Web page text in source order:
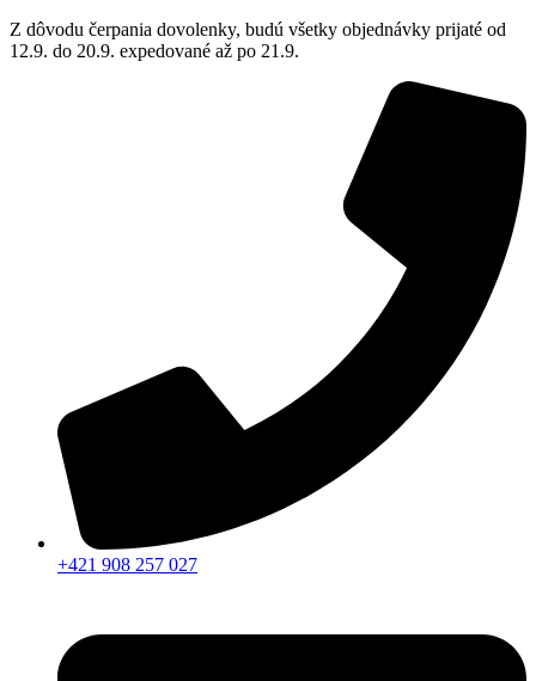
Z dôvodu čerpania dovolenky, budú všetky objednávky prijaté od
12.9. do 20.9. expedované až po 21.9.
+421 908 257 027